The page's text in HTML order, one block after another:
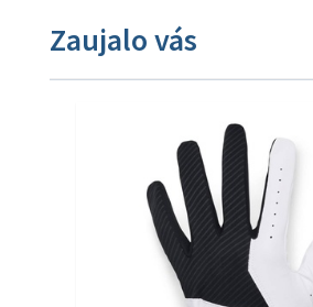
Zaujalo vás